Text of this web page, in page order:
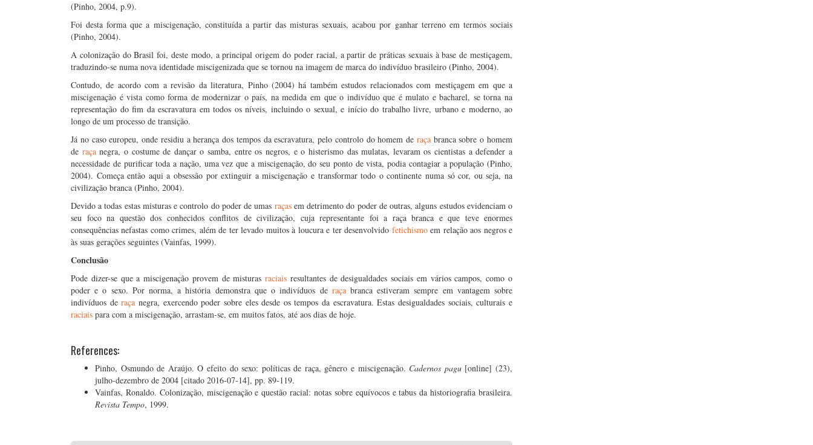
(Pinho, 2004, p.9).
Foi desta forma que a miscigenação, constituída a partir das misturas sexuais, acabou por ganhar terreno em termos sociais
(Pinho, 2004).
A colonização do Brasil foi, deste modo, a principal origem do poder racial, a partir de práticas sexuais à base de mestiçagem,
traduzindo-se numa nova identidade miscigenizada que se tornou na imagem de marca do indivíduo brasileiro (Pinho, 2004).
Contudo, de acordo com a revisão da literatura, Pinho (2004) há também estudos relacionados com mestiçagem em que a
miscigenação é vista como forma de modernizar o país, na medida em que o indivíduo que é mulato e bacharel, se torna na
representação do fim da escravatura em todos os níveis, incluindo o sexual, e início do trabalho livre, urbano e moderno, ao
longo de um processo de transição.
Já no caso europeu, onde residiu a herança dos tempos da escravatura, pelo controlo do homem de raçabranca sobre o homem
de raçanegra, o costume de dançar o samba, entre os negros, e o histerismo das mulatas, levaram os cientistas a defender a
necessidade de purificar toda a nação, uma vez que a miscigenação, do seu ponto de vista, podia contagiar a população (Pinho,
2004). Começa então aqui a obsessão por extinguir a miscigenação e transformar todo o continente numa só cor, ou seja, na
civilização branca (Pinho, 2004).
Devido a todas estas misturas e controlo do poder de umas raçasem detrimento do poder de outras, alguns estudos evidenciam o
seu foco na questão dos conhecidos conflitos de civilização, cuja representante foi a raça branca e que teve enormes
consequências nefastas como crimes, além de ter levado muitos à loucura e ter desenvolvido fetichismoem relação aos negros e
às suas gerações seguintes (Vainfas, 1999).
Conclusão
Pode dizer-se que a miscigenação provem de misturasraciais resultantes de desigualdades sociais em vários campos, como o
poder e o sexo. Por norma, a história demonstra que o indivíduos de raçabranca estiveram sempre em vantagem sobre
indivíduos deraça negra, exercendo poder sobre eles desde os tempos da escravatura. Estas desigualdades sociais, culturais e
raciais para com a miscigenação, arrastam-se, em muitos fatos, até aos dias de hoje.
References:
Pinho, Osmundo de Araújo. O efeito do sexo: políticas de raça, gênero e miscigenação. Cadernos pagu[online] (23),
julho-dezembro de 2004 [citado 2016-07-14], pp. 89-119.
Vainfas, Ronaldo. Colonização, miscigenação e questão racial: notas sobre equívocos e tabus da historiografia brasileira.
Revista Tempo, 1999.